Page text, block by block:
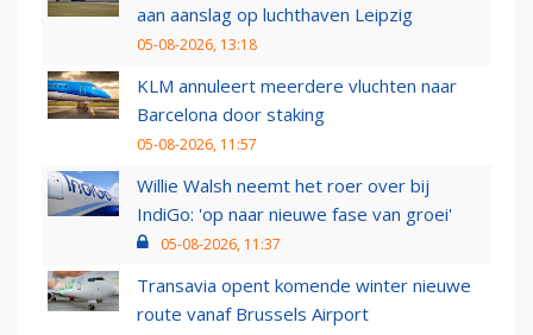
aan aanslag op luchthaven Leipzig
05-08-2026, 13:18
KLM annuleert meerdere vluchten naar
Barcelona door staking
05-08-2026, 11:57
Willie Walsh neemt het roer over bij
IndiGo: 'op naar nieuwe fase van groei'
05-08-2026, 11:37
Transavia opent komende winter nieuwe
route vanaf Brussels Airport